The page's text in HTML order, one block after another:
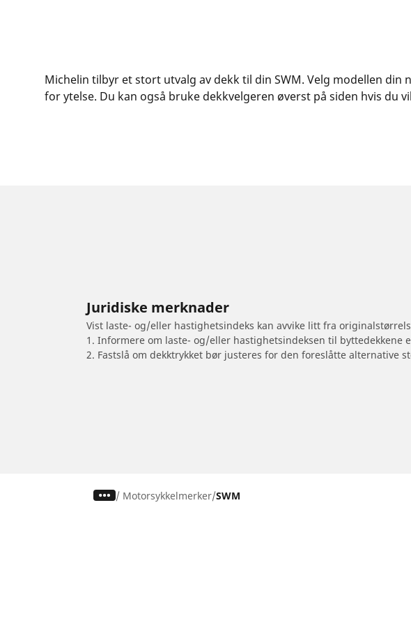
Michelin tilbyr et stort utvalg av dekk til din SWM. Velg modellen
for ytelse. Du kan også bruke dekkvelgeren øverst på siden hvis du
Juridiske merknader
Vist laste- og/eller hastighetsindeks kan avvike litt fra
1. Informere om laste- og/eller hastighetsindeksen til byttedekkene
2. Fastslå om dekktrykket bør justeres for den foreslåtte alternative
/ Motorsykkelmerker SWM